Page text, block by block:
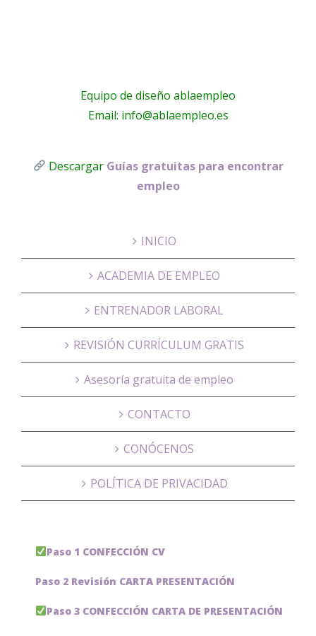
Equipo de diseño ablaempleo
Email: info@ablaempleo.es
Descargar Guías gratuitas para encontrar
empleo
INICIO
ACADEMIA DE EMPLEO
ENTRENADOR LABORAL
REVISIÓN CURRÍCULUM GRATIS
Asesoría gratuita de empleo
CONTACTO
CONÓCENOS
POLÍTICA DE PRIVACIDAD
Paso 1 CONFECCIÓN CV
Paso 2 Revisión CARTA PRESENTACIÓN
Paso 3 CONFECCIÓN CARTA DE PRESENTACIÓN